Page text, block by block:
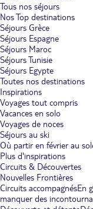
Tous nos séjours
Nos Top destinations
Séjours Grèce
Séjours Espagne
Séjours Maroc
Séjours Tunisie
Séjours Egypte
Toutes nos destinations
Inspirations
Voyages tout compris
Vacances en solo
Voyages de noces
Séjours au ski
Où partir en février au
Plus d'inspirations
Circuits & Découvertes
Nouvelles Frontières
Circuits accompagnésEn
manquer des